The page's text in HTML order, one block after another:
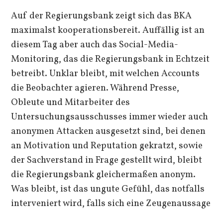
Auf der Regierungsbank zeigt sich das BKA
maximalst kooperationsbereit. Auffällig ist an
diesem Tag aber auch das Social-Media-
Monitoring, das die Regierungsbank in Echtzeit
betreibt. Unklar bleibt, mit welchen Accounts
die Beobachter agieren. Während Presse,
Obleute und Mitarbeiter des
Untersuchungsausschusses immer wieder auch
anonymen Attacken ausgesetzt sind, bei denen
an Motivation und Reputation gekratzt, sowie
der Sachverstand in Frage gestellt wird, bleibt
die Regierungsbank gleichermaßen anonym.
Was bleibt, ist das ungute Gefühl, das notfalls
interveniert wird, falls sich eine Zeugenaussage